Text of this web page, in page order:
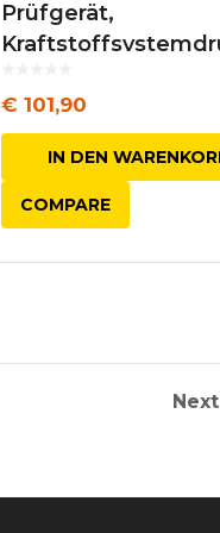
Prüfgerät,
€ 101,90
IN DEN
COMPARE